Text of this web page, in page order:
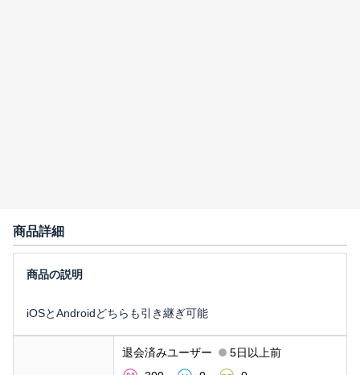
商品詳細
iOSとAndroidどちらも引き継ぎ可能
退会済みユーザー
5日以上前